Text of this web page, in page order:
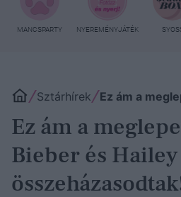
MANCSPARTY NYEREMÉNYJÁTÉK
Sztárhírek Ez ám a
Ez ám a
Bieber és